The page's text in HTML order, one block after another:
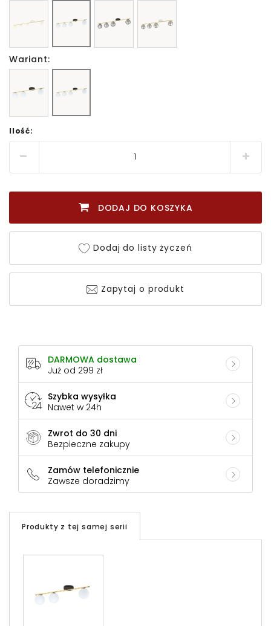
Wariant:
Ilość:
DODAJ DO KOSZYKA
Dodaj do listy życzeń
Zapytaj o produkt
DARMOWA dostawa
Już od 299 zł
Szybka wysyłka
Nawet w 24h
Zwrot do 30 dni
Bezpieczne zakupy
Zamów telefonicznie
Zawsze doradzimy
Produkty z tej samej serii